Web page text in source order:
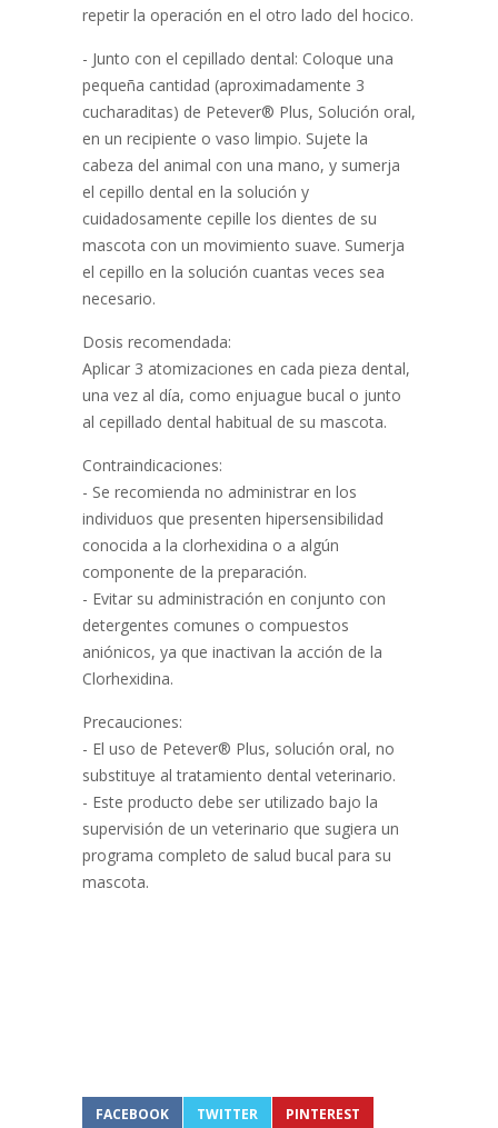
repetir la operación en el otro lado del hocico.
- Junto con el cepillado dental: Coloque una
pequeña cantidad (aproximadamente 3
cucharaditas) de Petever® Plus, Solución oral,
en un recipiente o vaso limpio. Sujete la
cabeza del animal con una mano, y sumerja
el cepillo dental en la solución y
cuidadosamente cepille los dientes de su
mascota con un movimiento suave. Sumerja
el cepillo en la solución cuantas veces sea
necesario.
Dosis recomendada:
Aplicar 3 atomizaciones en cada pieza dental,
una vez al día, como enjuague bucal o junto
al cepillado dental habitual de su mascota.
Contraindicaciones:
- Se recomienda no administrar en los
individuos que presenten hipersensibilidad
conocida a la clorhexidina o a algún
componente de la preparación.
- Evitar su administración en conjunto con
detergentes comunes o compuestos
aniónicos, ya que inactivan la acción de la
Clorhexidina.
Precauciones:
- El uso de Petever® Plus, solución oral, no
substituye al tratamiento dental veterinario.
- Este producto debe ser utilizado bajo la
supervisión de un veterinario que sugiera un
programa completo de salud bucal para su
mascota.
FACEBOOK TWITTER PINTEREST